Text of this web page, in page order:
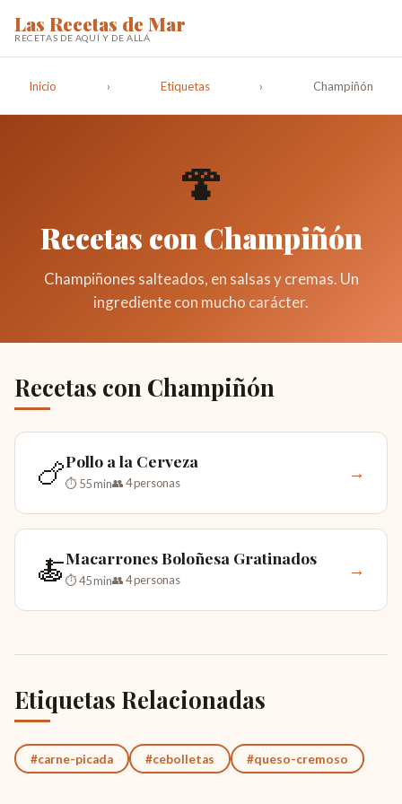
Las Recetas de Mar
RECETAS DE AQUÍ Y DE ALLÁ
Inicio › Etiquetas › Champiñón
🍄
Recetas con Champiñón
Champiñones salteados, en salsas y cremas. Un
ingrediente con mucho carácter.
Recetas con Champiñón
🍗Pollo a la Cerveza
⏱ 55 min👥 4 personas →
🍝Macarrones Boloñesa Gratinados
⏱ 45 min👥 4 personas →
Etiquetas Relacionadas
#carne-picada #cebolletas #queso-cremoso